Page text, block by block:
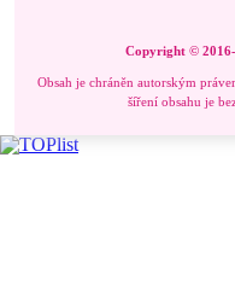
Copyright ©
Obsah je chráněn autorským
šíření obsahu je